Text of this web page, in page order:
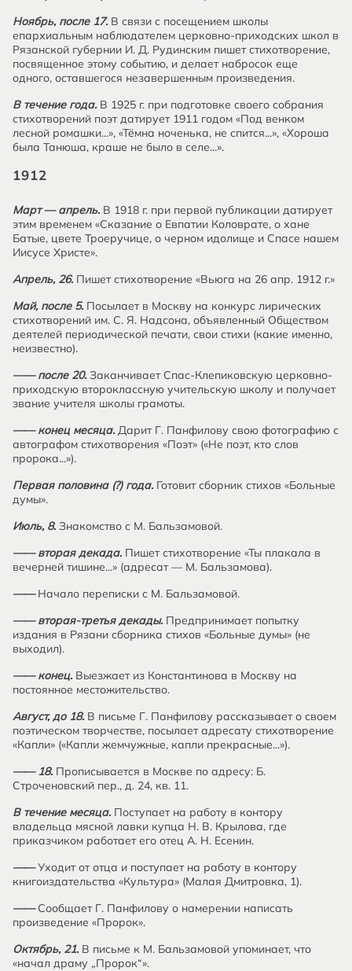
Ноябрь, после 17.В связи с посещением школы
епархиальным наблюдателем церковно-приходских школ в
Рязанской губернии И. Д. Рудинским пишет стихотворение,
посвященное этому событию, и делает набросок еще
одного, оставшегося незавершенным произведения.
В течение года.В 1925 г. при подготовке своего собрания
стихотворений поэт датирует 1911 годом «Под венком
лесной ромашки...», «Тёмна ноченька, не спится...», «Хороша
была Танюша, краше не было в селе...».
1912
Март — апрель.В 1918 г. при первой публикации датирует
этим временем «Сказание о Евпатии Коловрате, о хане
Батые, цвете Троеручице, о черном идолище и Спасе нашем
Иисусе Христе».
Апрель, 26.Пишет стихотворение «Вьюга на 26 апр. 1912 г.»
Май, после 5.Посылает в Москву на конкурс лирических
стихотворений им. С. Я. Надсона, объявленный Обществом
деятелей периодической печати, свои стихи (какие именно,
неизвестно).
—— после 20.Заканчивает Спас-Клепиковскую церковно-
приходскую второклассную учительскую школу и получает
звание учителя школы грамоты.
—— конец месяца.Дарит Г. Панфилову свою фотографию с
автографом стихотворения «Поэт» («Не поэт, кто слов
пророка...»).
Первая половина (?) года.Готовит сборник стихов «Больные
думы».
Июль, 8.Знакомство с М. Бальзамовой.
—— вторая декада.Пишет стихотворение «Ты плакала в
вечерней тишине...» (адресат — М. Бальзамова).
——Начало переписки с М. Бальзамовой.
—— вторая-третья декады.Предпринимает попытку
издания в Рязани сборника стихов «Больные думы» (не
выходил).
—— конец.Выезжает из Константинова в Москву на
постоянное местожительство.
Август, до 18.В письме Г. Панфилову рассказывает о своем
поэтическом творчестве, посылает адресату стихотворение
«Капли» («Капли жемчужные, капли прекрасные...»).
—— 18.Прописывается в Москве по адресу: Б.
Строченовский пер., д. 24, кв. 11.
В течение месяца.Поступает на работу в контору
владельца мясной лавки купца Н. В. Крылова, где
приказчиком работает его отец А. Н. Есенин.
——Уходит от отца и поступает на работу в контору
книгоиздательства «Культура» (Малая Дмитровка, 1).
——Сообщает Г. Панфилову о намерении написать
произведение «Пророк».
Октябрь, 21.В письме к М. Бальзамовой упоминает, что
«начал драму „Пророк“».